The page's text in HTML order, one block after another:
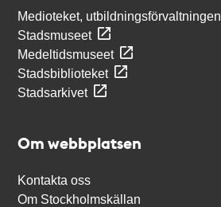
Medioteket, utbildningsförvaltningen
Stadsmuseet
Medeltidsmuseet
Stadsbiblioteket
Stadsarkivet
Om webbplatsen
Kontakta oss
Om Stockholmskällan